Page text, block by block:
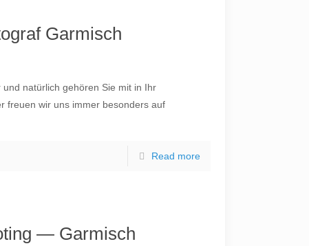
Garmisch
natürlich gehören Sie mit in Ihr
freuen wir uns immer besonders auf
Read more
— Garmisch